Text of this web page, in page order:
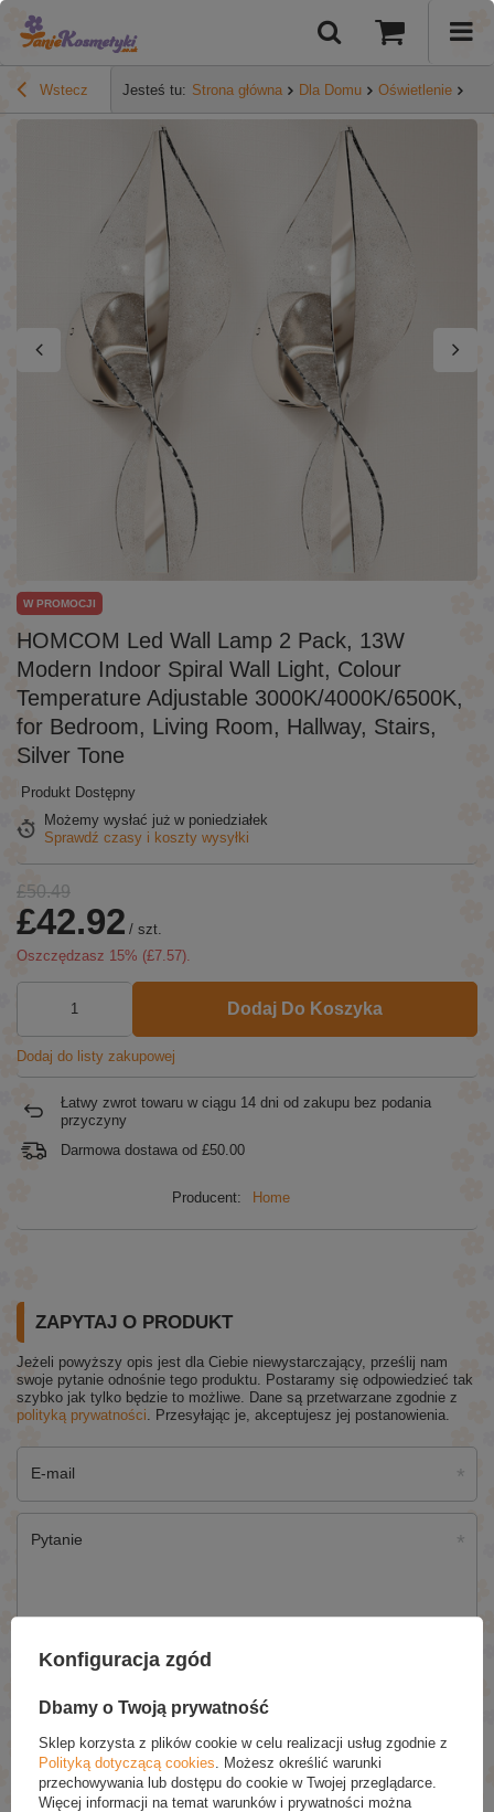
Wstecz Jesteś tu: Strona główna Dla Domu Oświetlenie
HOMCOM Led Wall Lamp 2 Pack, 13W
Modern Indoor Spiral Wall Light, Colour
Temperature Adjustable 3000K/4000K/6500K,
for Bedroom, Living Room, Hallway, Stairs,
Silver Tone
W PROMOCJI
Produkt Dostępny
Możemy wysłać już w poniedziałek
Sprawdź czasy i koszty wysyłki
£50.49
£42.92 / szt.
Oszczędzasz 15% (£7.57).
Dodaj Do Koszyka
Dodaj do listy zakupowej
Łatwy zwrot towaru w ciągu 14 dni od zakupu bez podania
przyczyny
Darmowa dostawa od £50.00
Producent: Home
ZAPYTAJ O PRODUKT
Jeżeli powyższy opis jest dla Ciebie niewystarczający, prześlij nam
swoje pytanie odnośnie tego produktu. Postaramy się odpowiedzieć tak
szybko jak tylko będzie to możliwe. Dane są przetwarzane zgodnie z
polityką prywatności . Przesyłając je, akceptujesz jej postanowienia.
E-mail
Pytanie
Wyślij
NAPISZ SWOJĄ OPINIĘ
Konfiguracja zgód
Dbamy o Twoją prywatność
Sklep korzysta z plików cookie w celu realizacji usług zgodnie z
Polityką dotyczącą cookies . Możesz określić warunki
przechowywania lub dostępu do cookie w Twojej przeglądarce.
Więcej informacji na temat warunków i prywatności można